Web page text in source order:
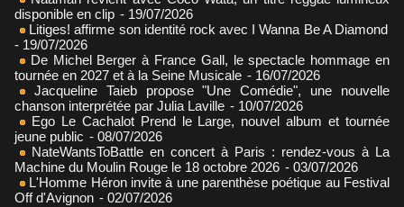
disponible en clip - 19/07/2026
Litiges! affirme son identité rock avec I Wanna Be A Diamond
- 19/07/2026
De Michel Berger à France Gall, le spectacle hommage en
tournée en 2027 et à la Seine Musicale - 16/07/2026
Jacqueline Taieb propose "Une Comédie", une nouvelle
chanson interprétée par Julia Laville - 10/07/2026
Ego Le Cachalot Prend le Large, nouvel album et tournée
jeune public - 08/07/2026
NateWantsToBattle en concert à Paris : rendez-vous à La
Machine du Moulin Rouge le 18 octobre 2026 - 03/07/2026
L'Homme Héron invite à une parenthèse poétique au Festival
Off d'Avignon - 02/07/2026